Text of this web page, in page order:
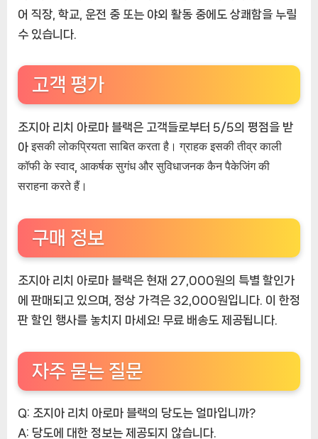
어 직장, 학교, 운전 중 또는 야외 활동 중에도 상쾌함을 누릴
수 있습니다.
고객 평가
조지아 리치 아로마 블랙은 고객들로부터 5/5의 평점을 받
아 इसकी लोकप्रियता साबित करता है। ग्राहक इसकी तीव्र काली
कॉफी के स्वाद, आकर्षक सुगंध और सुविधाजनक कैन पैकेजिंग की
सराहना करते हैं।
구매 정보
조지아 리치 아로마 블랙은 현재 27,000원의 특별 할인가
에 판매되고 있으며, 정상 가격은 32,000원입니다. 이 한정
판 할인 행사를 놓치지 마세요! 무료 배송도 제공됩니다.
자주 묻는 질문
Q: 조지아 리치 아로마 블랙의 당도는 얼마입니까?
A: 당도에 대한 정보는 제공되지 않습니다.